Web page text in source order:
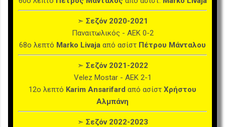
➣ Σεζόν 2020-2021
Παναιτωλικός - ΑΕΚ 0-2
68ο λεπτό Marko Livaja από ασίστ Πέτρου Μάνταλου
➣ Σεζόν 2021-2022
Velez Mostar - ΑΕΚ 2-1
12ο λεπτό Karim Ansarifard από ασίστ Χρήστου
Αλμπάνη
➣ Σεζόν 2022-2023